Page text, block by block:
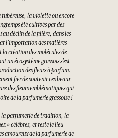
la violette ou encore
été cultivés par des
déclin de la filière, dans les
l’importation des matières
la création des molécules de
un écosystème grassois s’est
des fleurs à parfum.
fier de soutenir ces beaux
des fleurs emblématiques qui
de la parfumerie grassoise !
la parfumerie de tradition, la
» célèbres, et reste le lieu
amoureux de la parfumerie de